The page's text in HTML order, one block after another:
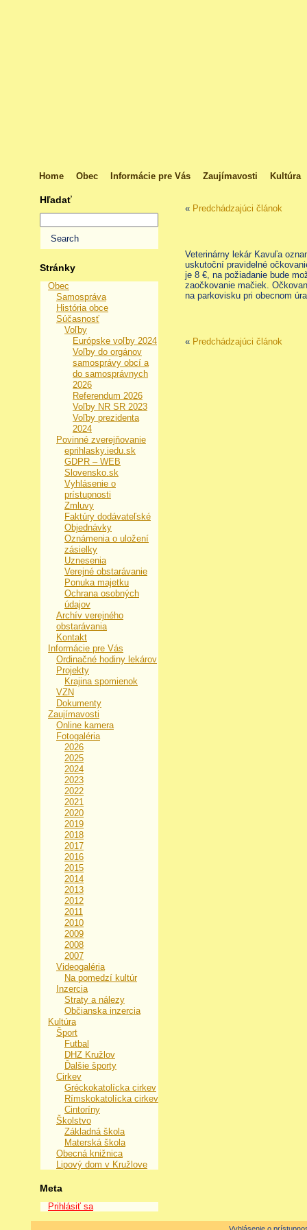
Home Obec Informácie pre Vás Zaujímavosti Kultúra
Hľadať
Stránky
Obec
Samospráva
História obce
Súčasnosť
Voľby
Európske voľby 2024
Voľby do orgánov
samosprávy obcí a
do samosprávnych
2026
Referendum 2026
Voľby NR SR 2023
Voľby prezidenta
2024
Povinné zverejňovanie
eprihlasky.iedu.sk
GDPR – WEB
Slovensko.sk
Vyhlásenie o
prístupnosti
Zmluvy
Faktúry dodávateľské
Objednávky
Oznámenia o uložení
zásielky
Uznesenia
Verejné obstarávanie
Ponuka majetku
Ochrana osobných
údajov
Archív verejného
obstarávania
Kontakt
Informácie pre Vás
Ordinačné hodiny lekárov
Projekty
Krajina spomienok
VZN
Dokumenty
Zaujímavosti
Online kamera
Fotogaléria
2026
2025
2024
2023
2022
2021
2020
2019
2018
2017
2016
2015
2014
2013
2012
2011
2010
2009
2008
2007
Videogaléria
Na pomedzí kultúr
Inzercia
Straty a nálezy
Občianska inzercia
Kultúra
Šport
Futbal
DHZ Kružlov
Ďalšie športy
Cirkev
Gréckokatolícka cirkev
Rímskokatolícka cirkev
Cintoríny
Školstvo
Základná škola
Materská škola
Obecná knižnica
Lipový dom v Kružlove
Meta
Prihlásiť sa
« Predchádzajúci článok
Veterinárny lekár Kavuľa
uskutoční pravidelné
je 8 €, na požiadanie bude
zaočkovanie mačiek.
na parkovisku pri obecnom
« Predchádzajúci článok